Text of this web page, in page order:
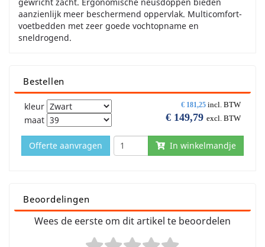
aanzienlijk meer beschermend oppervlak. Multicomfort-
voetbedden met zeer goede vochtopname en
sneldrogend.
Bestellen
€ 181,25 incl. BTW
€ 149,79 excl. BTW
kleur
maat
In winkelmandje
Offerte aanvragen
Beoordelingen
Wees de eerste om dit artikel te beoordelen